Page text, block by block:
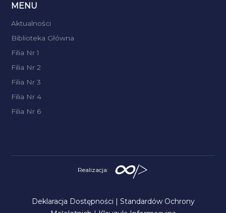
MENU
Aktualności
Biblioteka Główna
Filia Nr 1
Filia Nr 2
Filia Nr 3
Filia Nr 4
Filia Nr 6
Realizacja:
Deklaracja Dostępności
Standardów Ochrony